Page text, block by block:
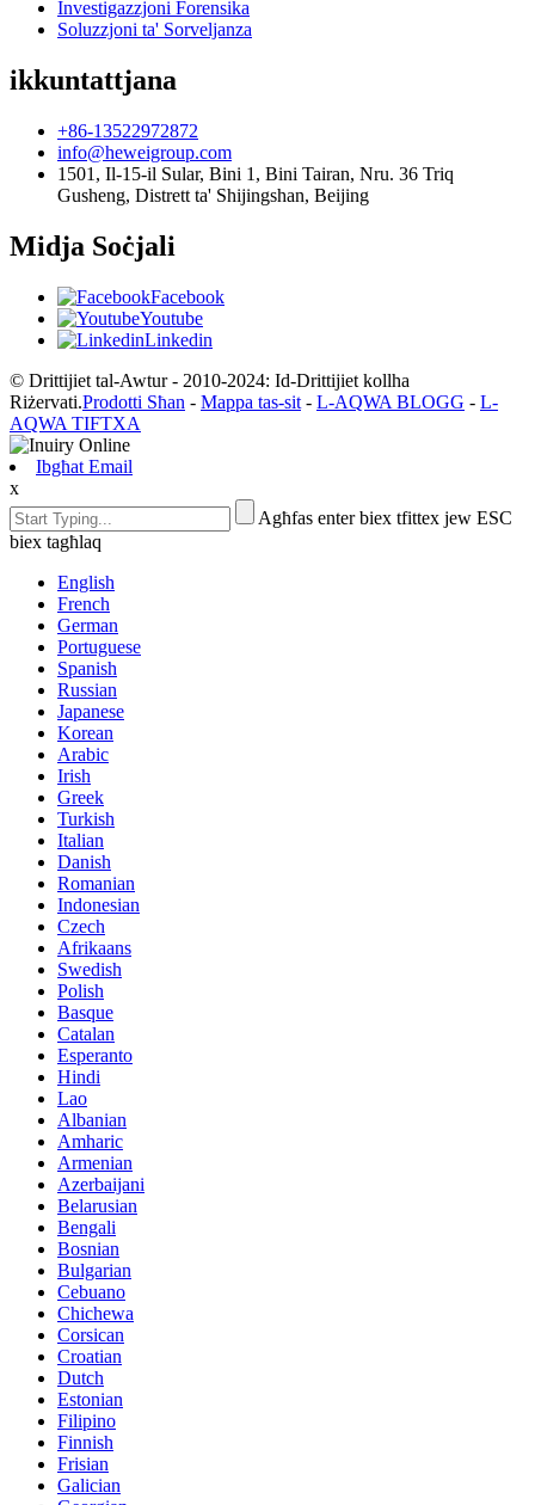
Investigazzjoni Forensika
Soluzzjoni ta' Sorveljanza
ikkuntattjana
+86-13522972872
info@heweigroup.com
1501, Il-15-il Sular, Bini 1, Bini Tairan, Nru. 36 Triq
Gusheng, Distrett ta' Shijingshan, Beijing
Midja Soċjali
Facebook
Youtube
Linkedin
© Drittijiet tal-Awtur - 2010-2024: Id-Drittijiet kollha
Riżervati.Prodotti Sħan - Mappa tas-sit - L-AQWA BLOGG - L-
AQWA TIFTXA
Ibgħat Email
x
Agħfas enter biex tfittex jew ESC
biex tagħlaq
English
French
German
Portuguese
Spanish
Russian
Japanese
Korean
Arabic
Irish
Greek
Turkish
Italian
Danish
Romanian
Indonesian
Czech
Afrikaans
Swedish
Polish
Basque
Catalan
Esperanto
Hindi
Lao
Albanian
Amharic
Armenian
Azerbaijani
Belarusian
Bengali
Bosnian
Bulgarian
Cebuano
Chichewa
Corsican
Croatian
Dutch
Estonian
Filipino
Finnish
Frisian
Galician